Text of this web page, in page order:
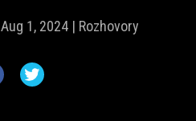
Aug 1, 2024 | Rozhovory